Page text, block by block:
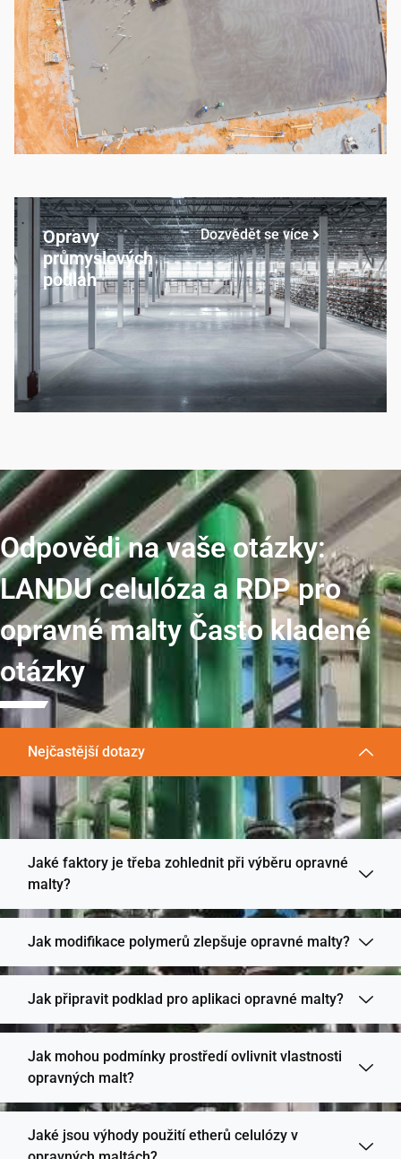
Opravy
průmyslových
podlah
Dozvědět se více
Odpovědi na vaše otázky:
LANDU celulóza a RDP pro
opravné malty Často kladené
otázky
Nejčastější dotazy
Jaké faktory je třeba zohlednit při výběru opravné
malty?
Jak modifikace polymerů zlepšuje opravné malty?
Jak připravit podklad pro aplikaci opravné malty?
Jak mohou podmínky prostředí ovlivnit vlastnosti
opravných malt?
Jaké jsou výhody použití etherů celulózy v